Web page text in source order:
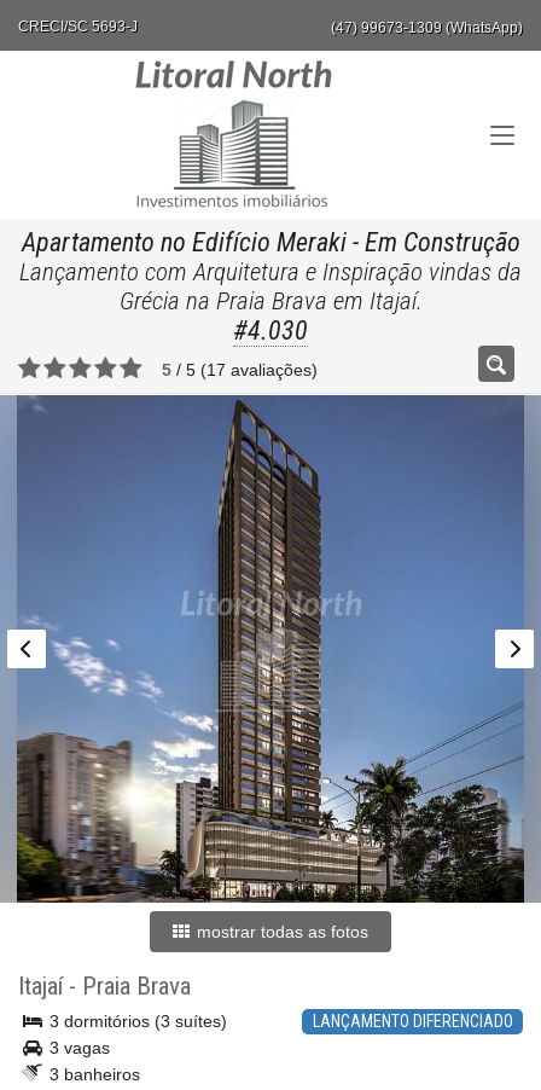
CRECI/SC 5693-J (47) 99673-1309 (WhatsApp)
Apartamento no Edifício Meraki- Em Construção
Lançamento com Arquitetura e Inspiração vindas da
Grécia na Praia Brava em Itajaí.
#4.030
5 / 5 (17 avaliações)
mostrar todas as fotos
Itajaí- Praia Brava
LANÇAMENTO DIFERENCIADO
3 dormitórios (3 suítes)
3 vagas
3 banheiros